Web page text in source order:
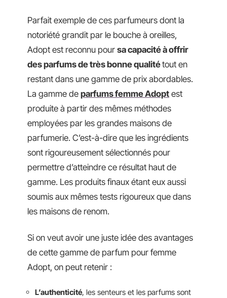
Parfait exemple de ces parfumeurs dont la
notoriété grandit par le bouche à oreilles,
Adopt est reconnu pour sa capacité à offrir
des parfums de très bonne qualitétout en
restant dans une gamme de prix abordables.
La gamme de parfums femme Adopt est
produite à partir des mêmes méthodes
employées par les grandes maisons de
parfumerie. C’est-à-dire que les ingrédients
sont rigoureusement sélectionnés pour
permettre d’atteindre ce résultat haut de
gamme. Les produits finaux étant eux aussi
soumis aux mêmes tests rigoureux que dans
les maisons de renom.
Si on veut avoir une juste idée des avantages
de cette gamme de parfum pour femme
Adopt, on peut retenir :
L’authenticité, les senteurs et les parfums sont